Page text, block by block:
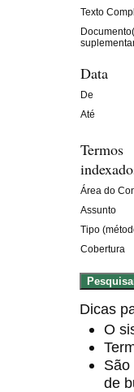
Texto
Data
De
Até
Termos
Área do
Assunto
Tipo
Cobertura
Dicas
O
de